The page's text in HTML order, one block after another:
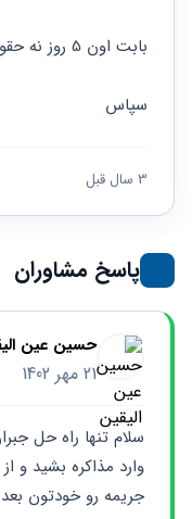
حقوقی
حقوقی
کسب
و کار
بهینه
سایت
شرکت
بابت اون 5 روز نه حقوقی گرفتم نه بیمه
سپاس
3 سال قبل
پاسخ مشاوران
حسین عین
21 مهر 1402
جریمه رو خودتون بعد